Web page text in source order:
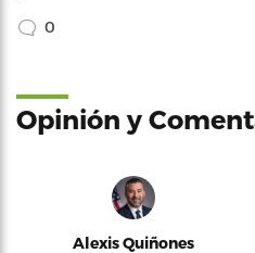
0
Opinión y
Alexis Quiñones